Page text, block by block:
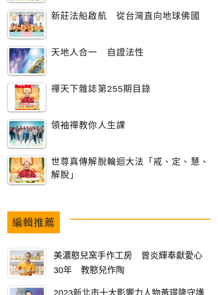
新莊法船啟航 從台灣直向地球佛國
天地人合一 自證法性
禪天下雜誌第255期目錄
領袖禪教你人生課
世尊真傳解脫輪迴大法「戒、定、慧、
解脫」
編輯推薦
美濃憨兒窯手作工房 曾炎輝奉獻愛心
30年 教憨兒作陶